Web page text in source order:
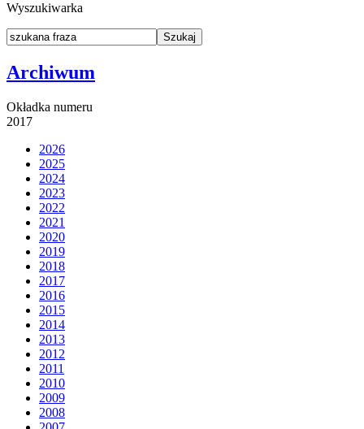
Wyszukiwarka
Archiwum
Okładka numeru
2017
2026
2025
2024
2023
2022
2021
2020
2019
2018
2017
2016
2015
2014
2013
2012
2011
2010
2009
2008